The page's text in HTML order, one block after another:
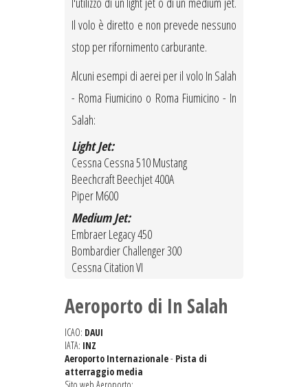
Il volo è diretto e non prevede nessuno
stop per rifornimento carburante.
Alcuni esempi di aerei per il volo In Salah
- Roma Fiumicino o Roma Fiumicino - In
Salah:
Light Jet:
Cessna Cessna 510 Mustang
Beechcraft Beechjet 400A
Piper M600
Medium Jet:
Embraer Legacy 450
Bombardier Challenger 300
Cessna Citation VI
Aeroporto di In Salah
ICAO: DAUI
IATA: INZ
Aeroporto Internazionale- Pista di
atterraggio media